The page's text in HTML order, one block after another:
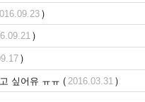
)
)
)
싶어유 ㅠㅠ ( 2016.03.31 )